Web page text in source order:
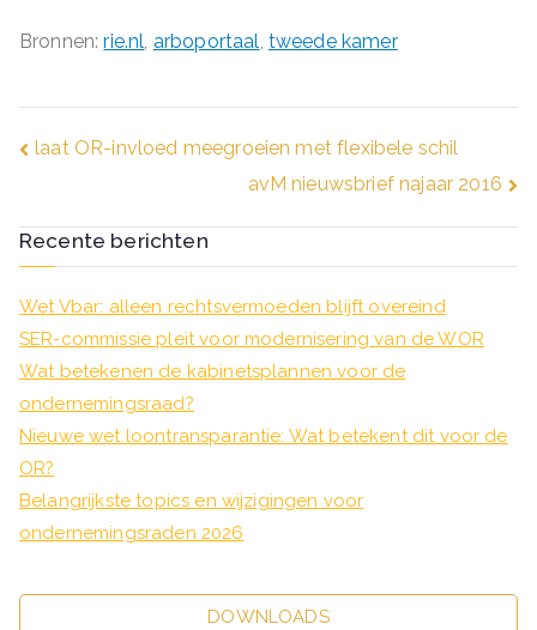
Bronnen:rie.nl, arboportaal, tweede kamer
Bericht
laat OR-invloed meegroeien met flexibele schil
avM nieuwsbrief najaar 2016
Recente berichten
Wet Vbar: alleen rechtsvermoeden blijft overeind
SER-commissie pleit voor modernisering van de WOR
Wat betekenen de kabinetsplannen voor de
ondernemingsraad?
Nieuwe wet loontransparantie: Wat betekent dit voor de
OR?
Belangrijkste topics en wijzigingen voor
ondernemingsraden 2026
DOWNLOADS